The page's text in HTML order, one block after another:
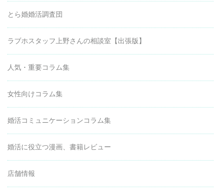
とら婚婚活調査団
ラブホスタッフ上野さんの相談室【出張版】
人気・重要コラム集
女性向けコラム集
婚活コミュニケーションコラム集
婚活に役立つ漫画、書籍レビュー
店舗情報